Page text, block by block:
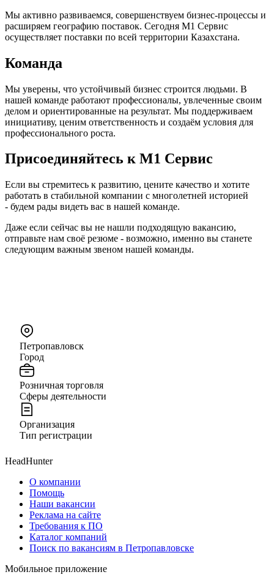
Мы активно развиваемся, совершенствуем бизнес-процессы и
расширяем географию поставок. Сегодня M1 Сервис
осуществляет поставки по всей территории Казахстана.
Команда
Мы уверены, что устойчивый бизнес строится людьми. В
нашей команде работают профессионалы, увлеченные своим
делом и ориентированные на результат. Мы поддерживаем
инициативу, ценим ответственность и создаём условия для
профессионального роста.
Присоединяйтесь к M1 Сервис
Если вы стремитесь к развитию, цените качество и хотите
работать в стабильной компании с многолетней историей
- будем рады видеть вас в нашей команде.
Даже если сейчас вы не нашли подходящую вакансию,
отправьте нам своё резюме - возможно, именно вы станете
следующим важным звеном нашей команды.
Петропавловск
Город
Розничная торговля
Сферы деятельности
Организация
Тип регистрации
HeadHunter
О компании
Помощь
Наши вакансии
Реклама на сайте
Требования к ПО
Каталог компаний
Поиск по вакансиям в Петропавловске
Мобильное приложение